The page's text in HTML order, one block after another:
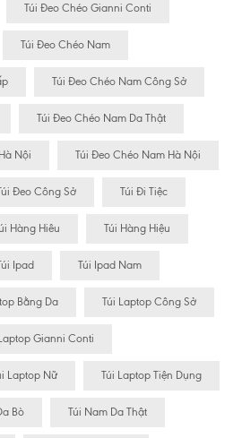
Túi Đeo Chéo Gianni Conti
Túi Đeo Chéo Nam
Túi Đeo Chéo Nam Công Sở
Túi Đeo Chéo Nam Da Thật
Nội Túi Đeo Chéo Nam Hà Nội
Đeo Công Sở Túi Đi Tiệc
Hàng Hiêu Túi Hàng Hiệu
Ipad Túi Ipad Nam
Bằng Da Túi Laptop Công Sở
Gianni Conti
Laptop Nữ Túi Laptop Tiện Dụng
Bò Túi Nam Da Thật